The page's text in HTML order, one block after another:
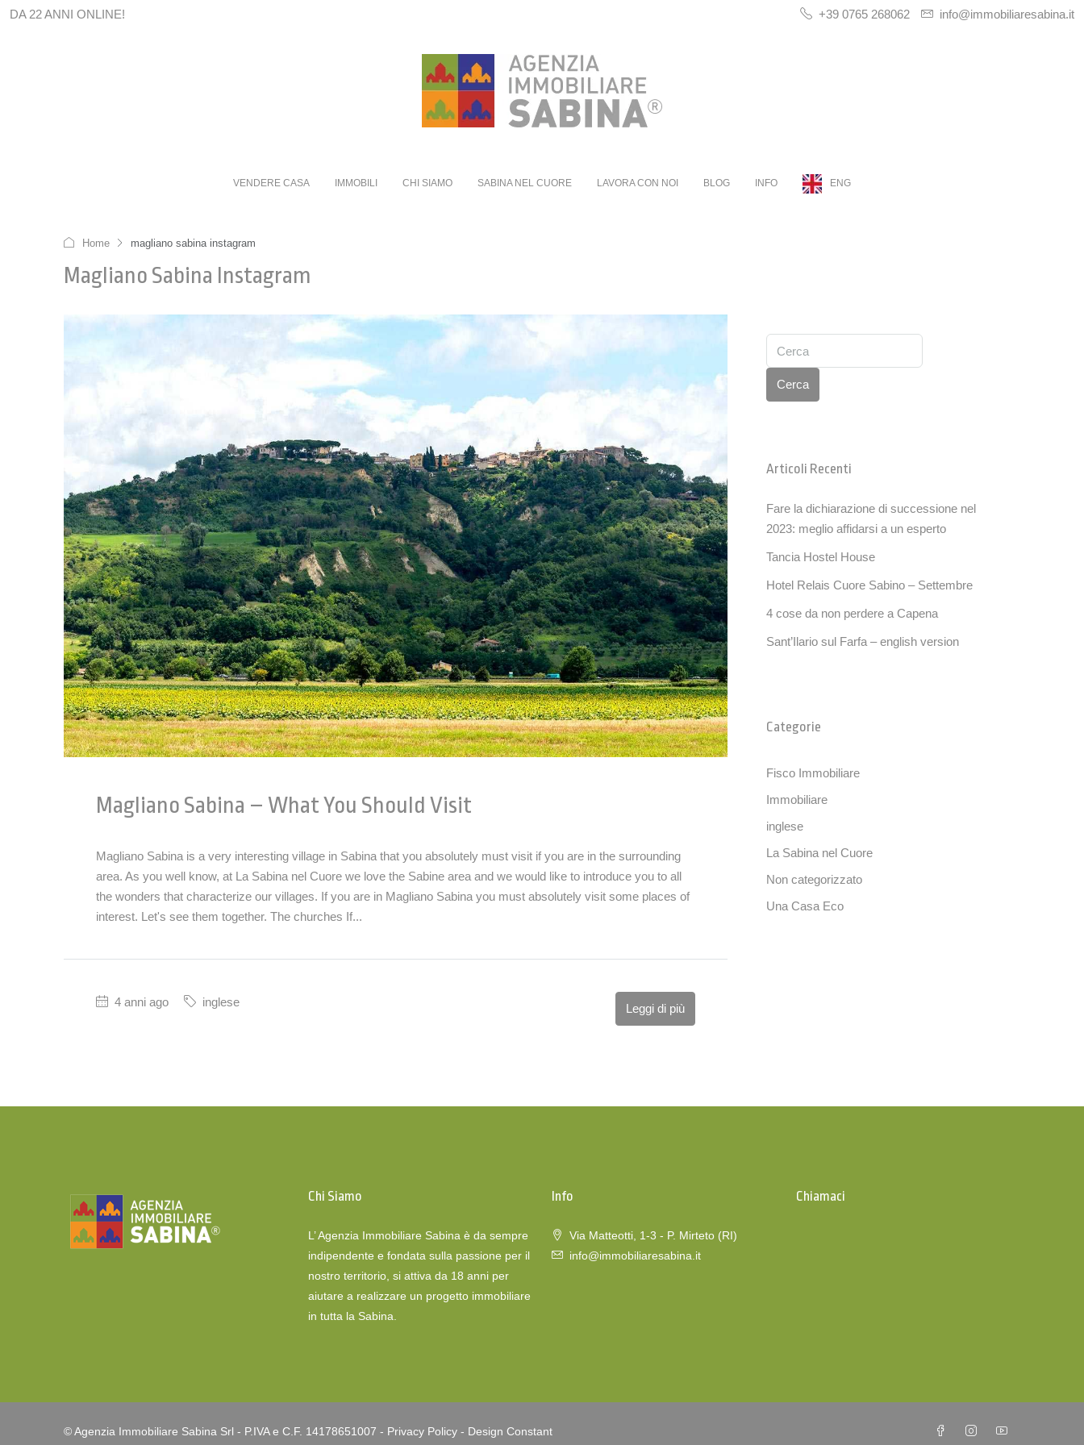
DA 22 ANNI ONLINE! +39 0765 268062 info@immobiliaresabina.it
VENDERE CASA IMMOBILI CHI SIAMO SABINA NEL CUORE LAVORA CON NOI BLOG INFO ENG
Home magliano sabina instagram
Magliano Sabina Instagram
Magliano Sabina – What You Should Visit
Magliano Sabina is a very interesting village in Sabina that you absolutely must visit if you are in the surrounding
area. As you well know, at La Sabina nel Cuore we love the Sabine area and we would like to introduce you to all
the wonders that characterize our villages. If you are in Magliano Sabina you must absolutely visit some places of
interest. Let's see them together. The churches If...
4 anni ago inglese Leggi di più
Cerca
Articoli Recenti
Fare la dichiarazione di successione nel
2023: meglio affidarsi a un esperto
Tancia Hostel House
Hotel Relais Cuore Sabino – Settembre
4 cose da non perdere a Capena
Sant’Ilario sul Farfa – english version
Categorie
Fisco Immobiliare
Immobiliare
inglese
La Sabina nel Cuore
Non categorizzato
Una Casa Eco
Chi Siamo
L’ Agenzia Immobiliare Sabina è da sempre
indipendente e fondata sulla passione per il
nostro territorio, si attiva da 18 anni per
aiutare a realizzare un progetto immobiliare
in tutta la Sabina.
Info
Via Matteotti, 1-3 - P. Mirteto (RI)
info@immobiliaresabina.it
Chiamaci
© Agenzia Immobiliare Sabina Srl - P.IVA e C.F. 14178651007 - Privacy Policy - Design Constant